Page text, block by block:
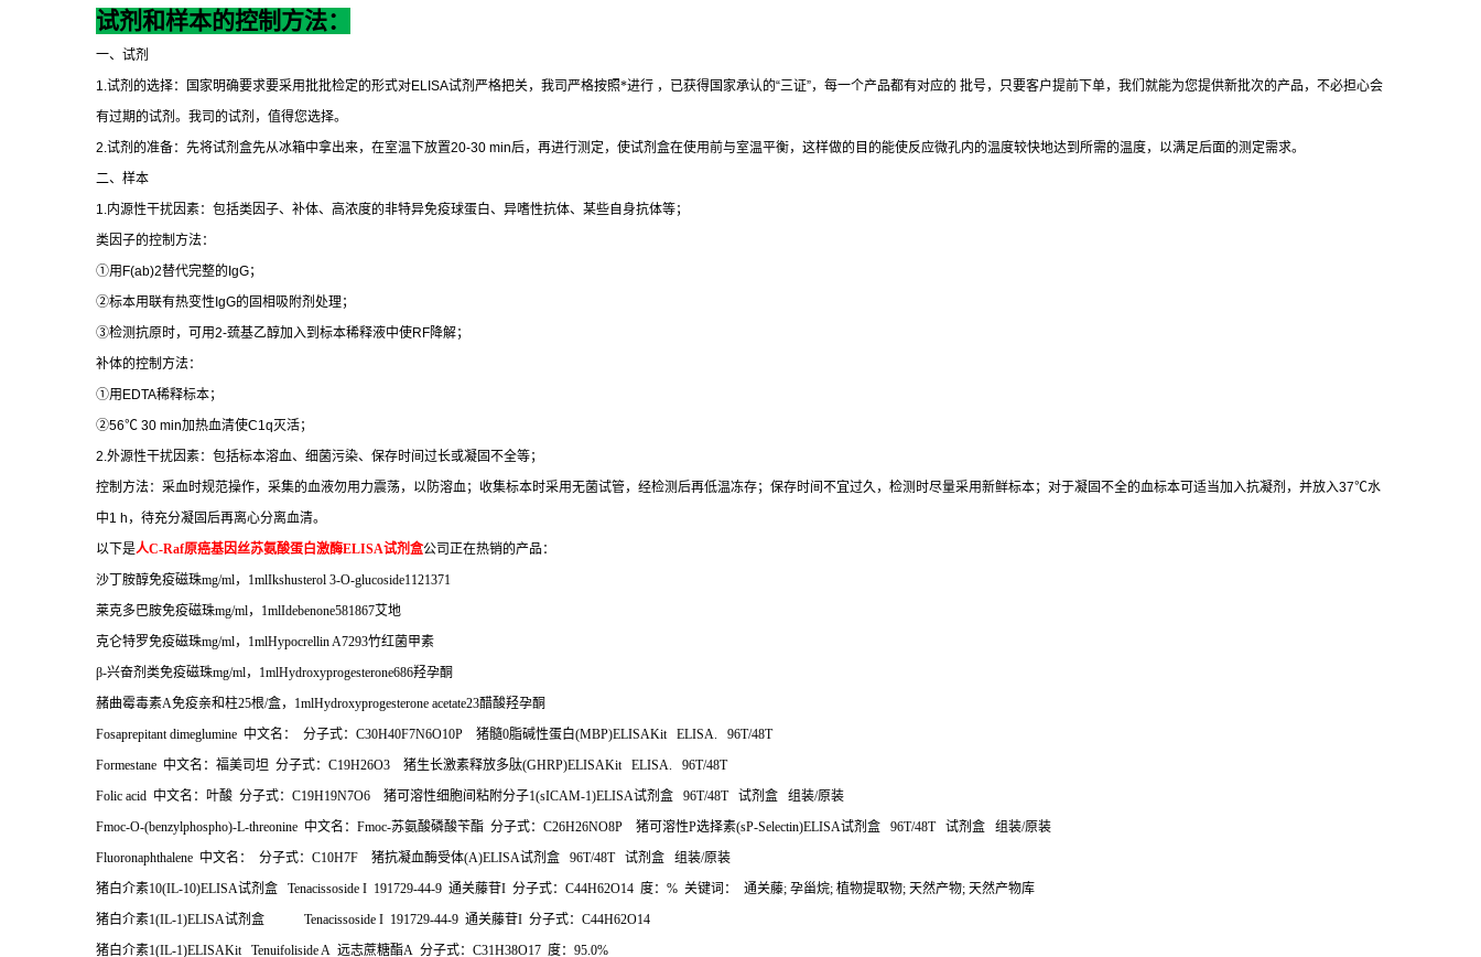
试剂和样本的控制方法：
一、试剂
1. 试剂的选择：国家明确要求要采用批批检定的形式对ELISA试剂严格把关，我司严格按照*进行 ，已获得国家承认的“三证”，每一个产品都有对应的 批号，只要客户提前下单，我们就能为您提供新批次的产品，不必担心会
有过期的试剂。我司的试剂，值得您选择。
2. 试剂的准备：先将试剂盒先从冰箱中拿出来，在室温下放置20-30 min后，再进行测定，使试剂盒在使用前与室温平衡，这样做的目的能使反应微孔内的温度较快地达到所需的温度，以满足后面的测定需求。
二、样本
1. 内源性干扰因素：包括类因子、补体、高浓度的非特异免疫球蛋白、异嗜性抗体、某些自身抗体等；
类因子的控制方法：
①用 F(ab)2替代完整的IgG；
②标本用联有热变性IgG的固相吸附剂处理；
③检测抗原时，可用2-巯基乙醇加入到标本稀释液中使RF降解；
补体的控制方法：
①用 EDTA稀释标本；
②56℃ 30 min加热血清使C1q灭活；
2. 外源性干扰因素：包括标本溶血、细菌污染、保存时间过长或凝固不全等；
控制方法：采血时规范操作，采集的血液勿用力震荡，以防溶血；收集标本时采用无菌试管，经检测后再低温冻存；保存时间不宜过久，检测时尽量采用新鲜标本；对于凝固不全的血标本可适当加入抗凝剂，并放入37℃水
中1 h ，待充分凝固后再离心分离血清。
以下是人C-Raf原癌基因丝苏氨酸蛋白激酶ELISA试剂盒公司正在热销的产品：
沙丁胺醇免疫磁珠mg/ml， 1mlIkshusterol 3-O-glucoside1121371
莱克多巴胺免疫磁珠mg/ml， 1mlIdebenone581867艾地
克仑特罗免疫磁珠mg/ml， 1mlHypocrellin A7293竹红菌甲素
β-兴奋剂类免疫磁珠mg/ml， 1mlHydroxyprogesterone686羟孕酮
赭曲霉毒素A免疫亲和柱25根/盒， 1mlHydroxyprogesterone acetate23醋酸羟孕酮
Fosaprepitant dimeglumine 中文名： 分子式： C30H40F7N6O10P 猪髓0脂碱性蛋白(MBP)ELISAKit ELISA. 96T/48T
Formestane 中文名：福美司坦 分子式： C19H26O3 猪生长激素释放多肽(GHRP)ELISAKit ELISA. 96T/48T
Folic acid 中文名：叶酸 分子式： C19H19N7O6 猪可溶性细胞间粘附分子1(sICAM-1)ELISA试剂盒 96T/48T 试剂盒 组装/原装
Fmoc-O-(benzylphospho)-L-threonine 中文名： Fmoc-苏氨酸磷酸苄酯 分子式： C26H26NO8P 猪可溶性P选择素(sP-Selectin)ELISA试剂盒 96T/48T 试剂盒 组装/原装
Fluoronaphthalene 中文名： 分子式： C10H7F 猪抗凝血酶受体(A)ELISA试剂盒 96T/48T 试剂盒 组装/原装
猪白介素10(IL-10)ELISA试剂盒 Tenacissoside I 191729-44-9 通关藤苷I 分子式： C44H62O14 度： % 关键词： 通关藤; 孕甾烷; 植物提取物; 天然产物; 天然产物库
猪白介素1(IL-1)ELISA试剂盒 Tenacissoside I 191729-44-9 通关藤苷I 分子式： C44H62O14
猪白介素1(IL-1)ELISAKit Tenuifoliside A 远志蔗糖酯A 分子式： C31H38O17 度： 95.0%